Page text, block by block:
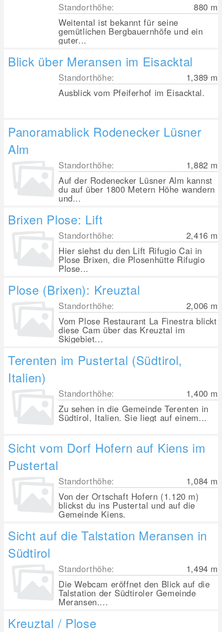
Standorthöhe: 880 m
Weitental ist bekannt für seine
gemütlichen Bergbauernhöfe und ein
guter...
Blick über Meransen im Eisacktal
Standorthöhe: 1,389 m
Ausblick vom Pfeiferhof im Eisacktal.
Panoramablick Rodenecker Lüsner
Alm
Standorthöhe: 1,882 m
Auf der Rodenecker Lüsner Alm kannst
du auf über 1800 Metern Höhe wandern
und...
Brixen Plose: Lift
Standorthöhe: 2,416 m
Hier siehst du den Lift Rifugio Cai in
Plose Brixen, die Plosenhütte Rifugio
Plose...
Plose (Brixen): Kreuztal
Standorthöhe: 2,006 m
Vom Plose Restaurant La Finestra blickt
diese Cam über das Kreuztal im
Skigebiet...
Terenten im Pustertal (Südtirol,
Italien)
Standorthöhe: 1,400 m
Zu sehen in die Gemeinde Terenten in
Südtirol, Italien. Sie liegt auf einem...
Sicht vom Dorf Hofern auf Kiens im
Pustertal
Standorthöhe: 1,084 m
Von der Ortschaft Hofern (1.120 m)
blickst du ins Pustertal und auf die
Gemeinde Kiens.
Sicht auf die Talstation Meransen in
Südtirol
Standorthöhe: 1,494 m
Die Webcam eröffnet den Blick auf die
Talstation der Südtiroler Gemeinde
Meransen....
Kreuztal / Plose